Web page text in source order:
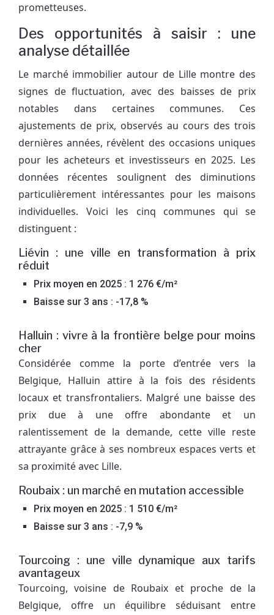
prometteuses.
Des opportunités à saisir : une
analyse détaillée
Le marché immobilier autour de Lille montre des
signes de fluctuation, avec des baisses de prix
notables dans certaines communes. Ces
ajustements de prix, observés au cours des trois
dernières années, révèlent des occasions uniques
pour les acheteurs et investisseurs en 2025. Les
données récentes soulignent des diminutions
particulièrement intéressantes pour les maisons
individuelles. Voici les cinq communes qui se
distinguent :
Liévin : une ville en transformation à prix
réduit
Prix moyen en 2025 : 1 276 €/m²
Baisse sur 3 ans : -17,8 %
Halluin : vivre à la frontière belge pour moins
cher
Considérée comme la porte d’entrée vers la
Belgique, Halluin attire à la fois des résidents
locaux et transfrontaliers. Malgré une baisse des
prix due à une offre abondante et un
ralentissement de la demande, cette ville reste
attrayante grâce à ses nombreux espaces verts et
sa proximité avec Lille.
Roubaix : un marché en mutation accessible
Prix moyen en 2025 : 1 510 €/m²
Baisse sur 3 ans : -7,9 %
Tourcoing : une ville dynamique aux tarifs
avantageux
Tourcoing, voisine de Roubaix et proche de la
Belgique, offre un équilibre séduisant entre